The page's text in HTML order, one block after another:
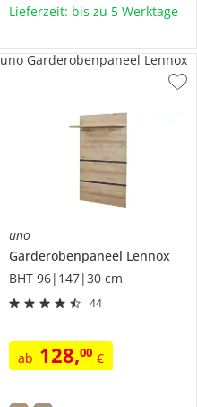
Lieferzeit: bis zu 5 Werktage
uno
Garderobenpaneel Lennox
BHT 96|147|30 cm
44
ab 128,00 €
uno Garderobenpaneel Lennox